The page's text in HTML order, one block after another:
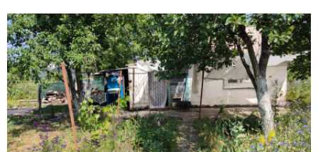
Все публикации 222
Сейчас обсуждают
Эстетическая прокрастинация